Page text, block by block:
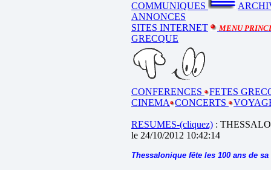
COMMUNIQUES
ANNONCES
SITES INTERNET
MENU
GRECQUE
CONFERENCES
FETES
CINEMA CONCERTS
RESUMES-(cliquez) :
le 24/10/2012 10:42:14
Thessalonique fête les 100 ans de